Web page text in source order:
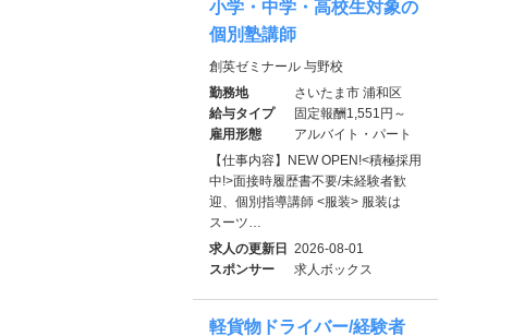
小学・中学・高校生対象の
個別塾講師
創英ゼミナール 与野校
勤務地
さいたま市 浦和区
給与タイプ
固定報酬1,551円～
雇用形態
アルバイト・パート
【仕事内容】NEW OPEN!<積極採用
中!>面接時履歴書不要/未経験者歓
迎、個別指導講師 <服装> 服装は
スーツ…
求人の更新日 2026-08-01
スポンサー
求人ボックス
軽貨物ドライバー/経験者